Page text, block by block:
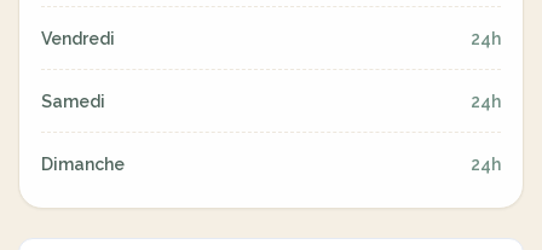
Vendredi 24h
Samedi 24h
Dimanche 24h